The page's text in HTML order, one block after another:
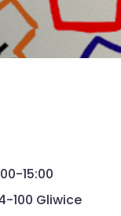
15:00
100 Gliwice